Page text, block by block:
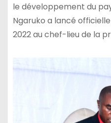
le développement du
Ngaruko a lancé
2022 au chef-lieu de la